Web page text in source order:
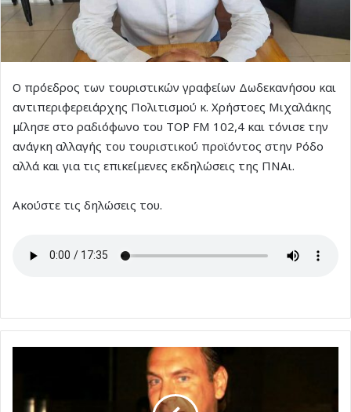
Ο πρόεδρος των τουριστικών γραφείων Δωδεκανήσου και
αντιπεριφερειάρχης Πολιτισμού κ. Χρήστοες Μιχαλάκης
μίλησε στο ραδιόφωνο του TOP FM 102,4 και τόνισε την
ανάγκη αλλαγής του τουριστικού προϊόντος στην Ρόδο
αλλά και για τις επικείμενες εκδηλώσεις της ΠΝΑι.
Ακούστε τις δηλώσεις του.
"φόρος